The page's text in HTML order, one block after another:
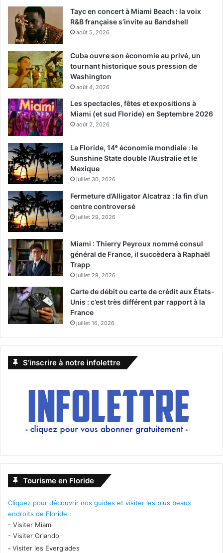
Tayc en concert à Miami Beach : la voix
R&B française s’invite au Bandshell
août 5, 2026
Cuba ouvre son économie au privé, un
tournant historique sous pression de
Washington
août 4, 2026
Les spectacles, fêtes et expositions à
Miami (et sud Floride) en Septembre 2026
août 2, 2026
La Floride, 14ᵉ économie mondiale : le
Sunshine State double l’Australie et le
Mexique
juillet 30, 2026
Fermeture d’Alligator Alcatraz : la fin d’un
centre controversé
juillet 29, 2026
Miami : Thierry Peyroux nommé consul
général de France, il succèdera à Raphaël
Trapp
juillet 29, 2026
Carte de débit ou carte de crédit aux États-
Unis : c’est très différent par rapport à la
France
juillet 16, 2026
S’inscrire à notre infolettre
Tourisme en Floride
Cliquez pour découvrir nos guides et visiter les plus beaux
endroits de Floride :
- Visiter Miami
- Visiter Orlando
- Visiter les Everglades